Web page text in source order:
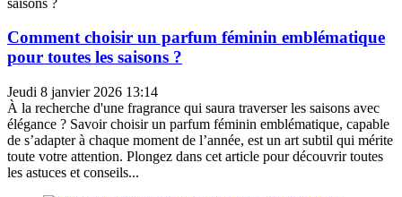
Comment choisir un parfum féminin emblématique
pour toutes les saisons ?
Jeudi 8 janvier 2026 13:14
À la recherche d'une fragrance qui saura traverser les saisons avec
élégance ? Savoir choisir un parfum féminin emblématique, capable
de s’adapter à chaque moment de l’année, est un art subtil qui mérite
toute votre attention. Plongez dans cet article pour découvrir toutes
les astuces et conseils...